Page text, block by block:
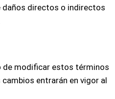
daños directos o indirectos
de modificar estos términos
entrarán en vigor al